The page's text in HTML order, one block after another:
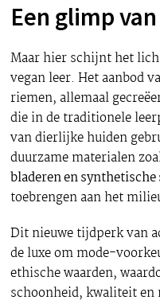
Een glimp
Maar hier schijnt het
vegan leer. Het aanbod
riemen, allemaal
die in de traditionele
van dierlijke huiden
duurzame materialen
bladeren en
toebrengen aan het
Dit nieuwe tijdperk van
de luxe om mode-
ethische waarden,
schoonheid, kwaliteit en